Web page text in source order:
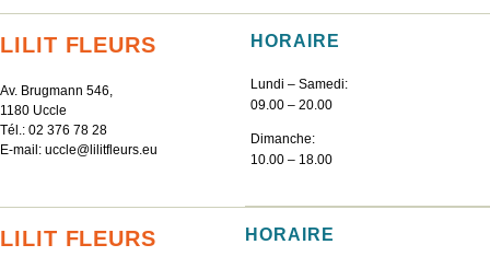
LILIT FLEURS
Av. Brugmann 546,
1180 Uccle
Tél.: 02 376 78 28
E-mail: uccle@lilitfleurs.eu
HORAIRE
Lundi – Samedi:
09.00 – 20.00
Dimanche:
10.00 – 18.00
LILIT FLEURS HORAIRE